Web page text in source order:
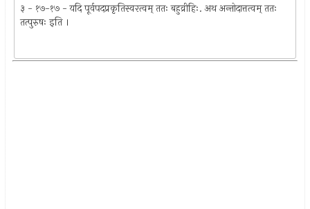
३ - १७-१७ - यदि पूर्वपदप्रकृतिस्वरत्वम् ततः बहुव्रीहिः. अथ अन्तोदात्तत्वम् ततः
तत्पुरुषः इति ।